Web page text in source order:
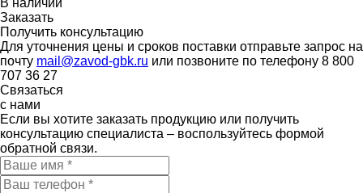
В наличии
Заказать
Получить консультацию
Для уточнения цены и сроков поставки отправьте запрос на
почту mail@zavod-gbk.ru или позвоните по телефону 8 800
707 36 27
Связаться
с нами
Если вы хотите заказать продукцию или получить
консультацию специалиста – воспользуйтесь формой
обратной связи.